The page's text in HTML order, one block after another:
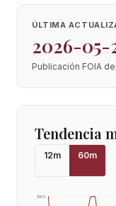
ÚLTIMA
2026-05-
Publicación FOIA
Tendencia
12m 60m
100%